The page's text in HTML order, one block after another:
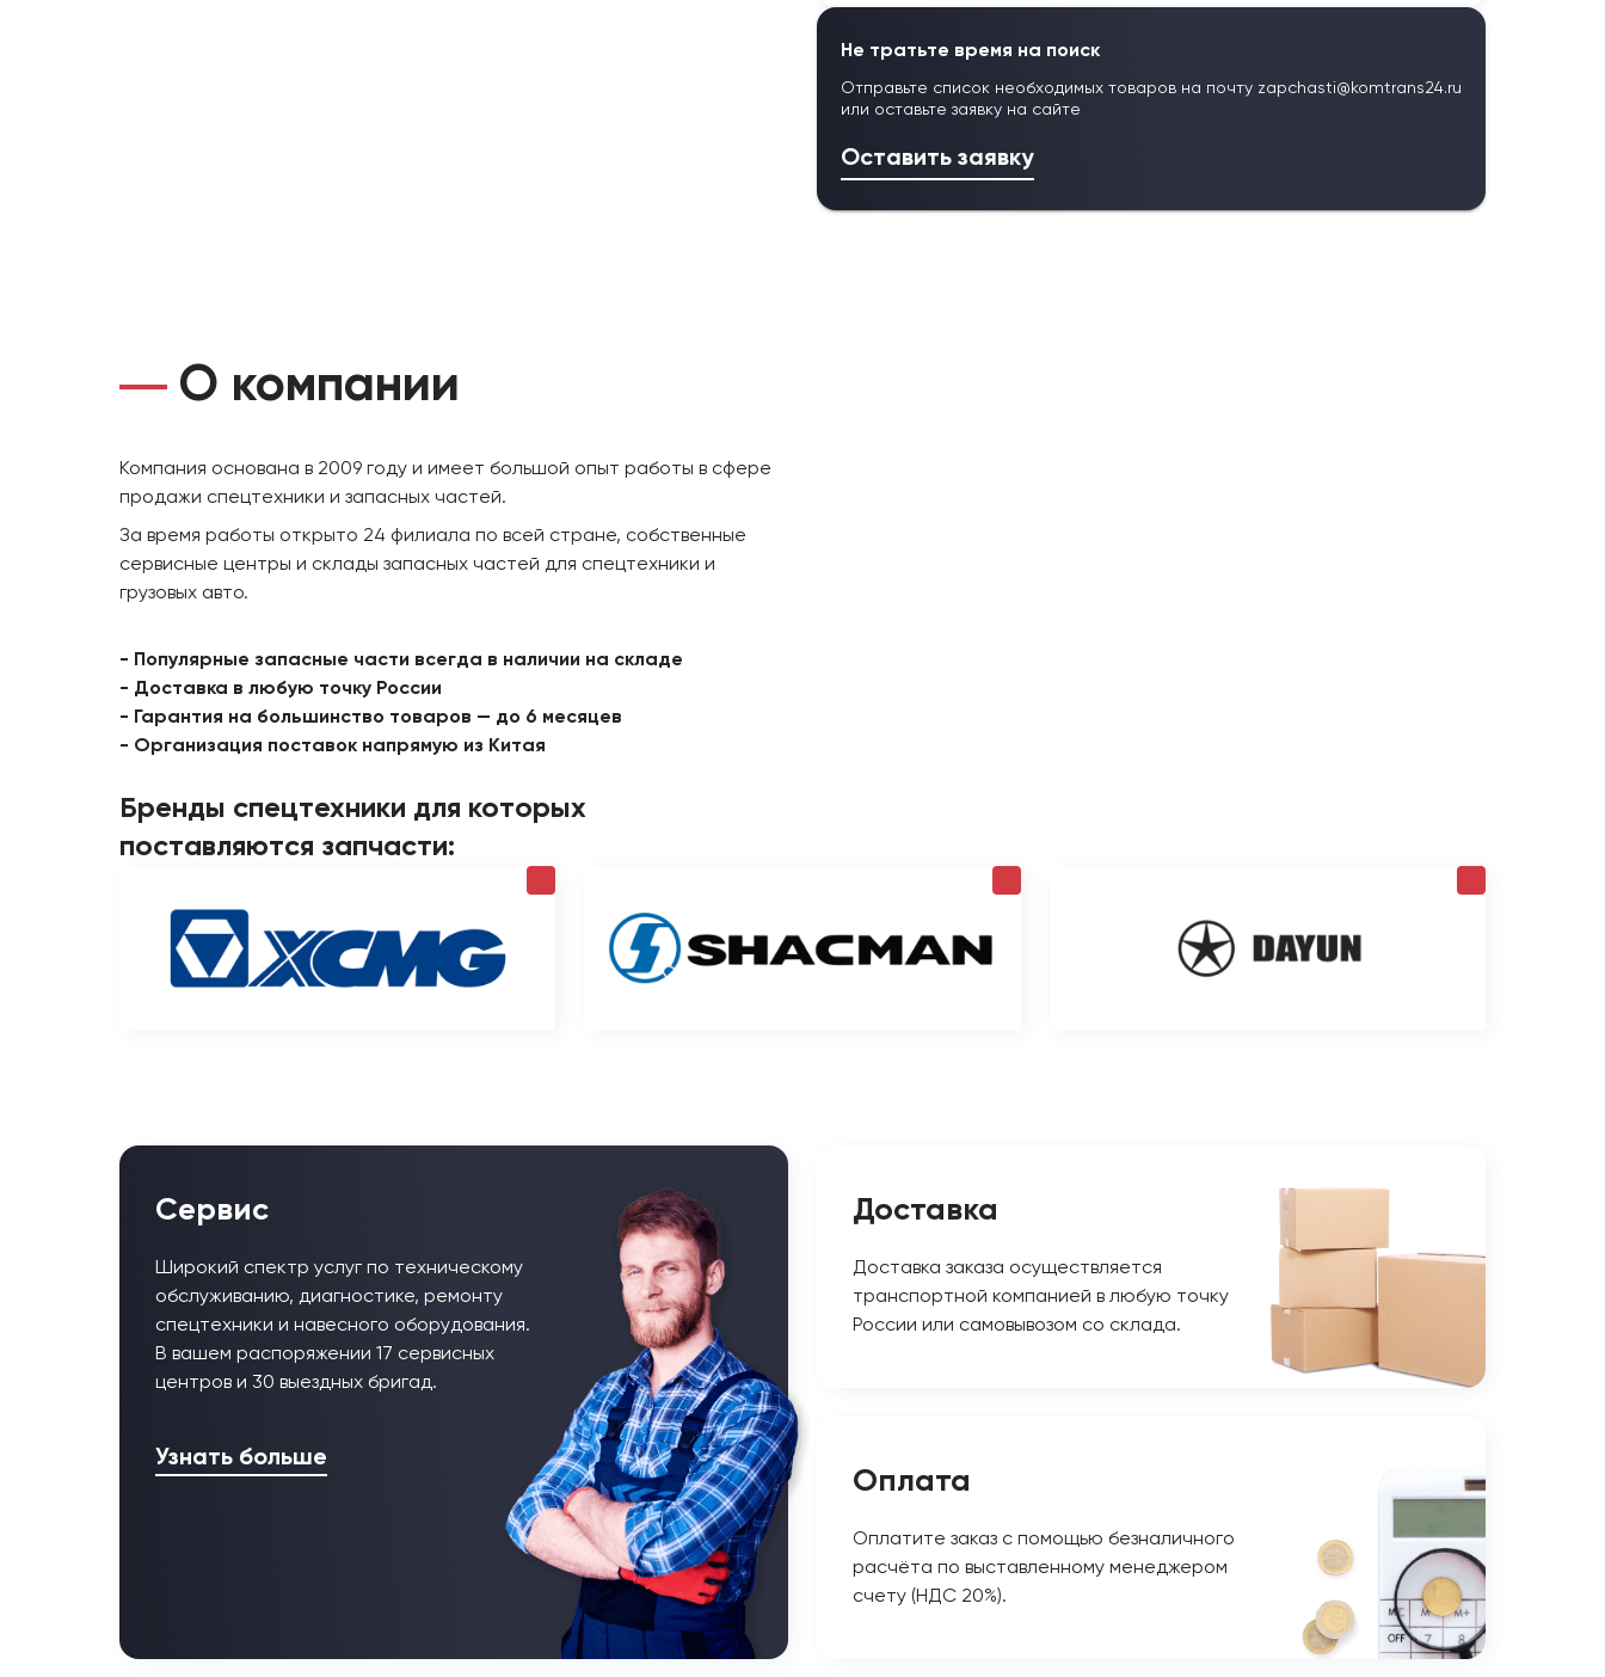
Не тратьте время на поиск
Отправьте список необходимых товаров на почту zapchasti@komtrans24.ru
или оставьте заявку на сайте
Оставить заявку
О компании
Компания основана в 2009 году и имеет большой опыт работы в сфере
продажи спецтехники и запасных частей.
За время работы открыто 24 филиала по всей стране, собственные
сервисные центры и склады запасных частей для спецтехники и
грузовых авто.
- Популярные запасные части всегда в наличии на складе
- Доставка в любую точку России
- Гарантия на большинство товаров — до 6 месяцев
- Организация поставок напрямую из Китая
Бренды спецтехники для которых
поставляются запчасти:
Сервис
Широкий спектр услуг по техническому
обслуживанию, диагностике, ремонту
спецтехники и навесного оборудования.
В вашем распоряжении 17 сервисных
центров и 30 выездных бригад.
Узнать больше
Доставка
Доставка заказа осуществляется
транспортной компанией в любую точку
России или самовывозом со склада.
Оплата
Оплатите заказ с помощью безналичного
расчёта по выставленному менеджером
счету (НДС 20%).